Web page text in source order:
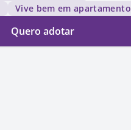
Vive bem em apartamento
Quero adotar